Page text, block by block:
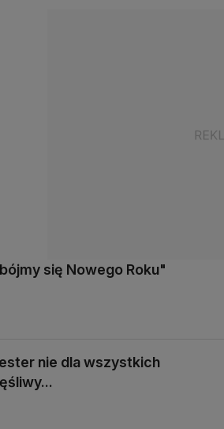
się Nowego Roku"
nie dla wszystkich